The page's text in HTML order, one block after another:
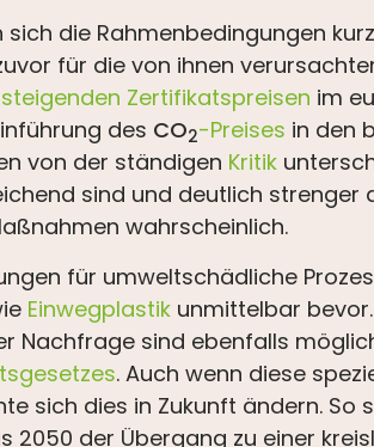
sich die Rahmenbedingungen
für die von ihnen
steigenden Zertifikatspreisen im
des CO2-Preises in den
von der ständigen Kritik
sind und deutlich strenger
wahrscheinlich.
für umweltschädliche
Einwegplastik unmittelbar
Nachfrage sind ebenfalls
. Auch wenn diese
sich dies in Zukunft ändern. So
2050 der Übergang zu einer